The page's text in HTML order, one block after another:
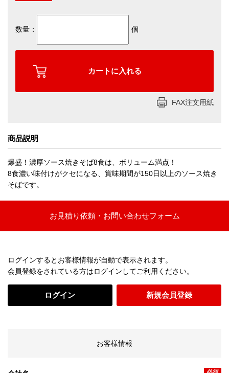
数量： 個
FAX注文用紙
商品説明
爆盛！濃厚ソース焼きそば8食は、ボリューム満点！
8食濃い味付けがクセになる、賞味期間が150日以上のソース焼き
そばです。
お見積り依頼・お問い合わせフォーム
ログインするとお客様情報が自動で表示されます。
会員登録をされている方はログインしてご利用ください。
ログイン 新規会員登録
お客様情報